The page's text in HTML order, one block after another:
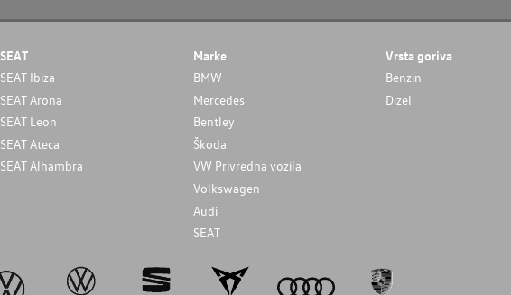
SEAT
SEAT Ibiza
SEAT Arona
SEAT Leon
SEAT Ateca
SEAT Alhambra
Marke
BMW
Mercedes
Bentley
Škoda
VW Privredna vozila
Volkswagen
Audi
SEAT
Vrsta goriva
Benzin
Dizel